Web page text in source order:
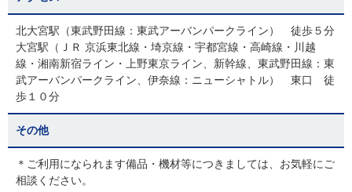
北大宮駅（東武野田線：東武アーバンパークライン） 徒歩５分
大宮駅（ＪＲ 京浜東北線・埼京線・宇都宮線・高崎線・川越
線・湘南新宿ライン・上野東京ライン、新幹線、東武野田線：東
武アーバンパークライン、伊奈線：ニューシャトル） 東口 徒
歩１０分
その他
＊ご利用になられます備品・機材等につきましては、お気軽にご
相談ください。